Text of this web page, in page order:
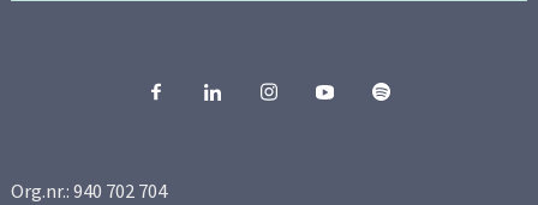
Org.nr.: 940 702 704